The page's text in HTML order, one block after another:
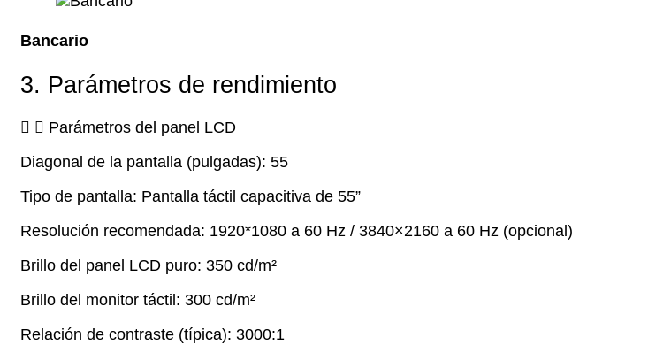
Bancario
3. Parámetros de rendimiento
Parámetros del panel LCD
Diagonal de la pantalla (pulgadas): 55
Tipo de pantalla: Pantalla táctil capacitiva de 55”
Resolución recomendada: 1920*1080 a 60 Hz / 3840×2160 a 60 Hz (opcional)
Brillo del panel LCD puro: 350 cd/m²
Brillo del monitor táctil: 300 cd/m²
Relación de contraste (típica): 3000:1